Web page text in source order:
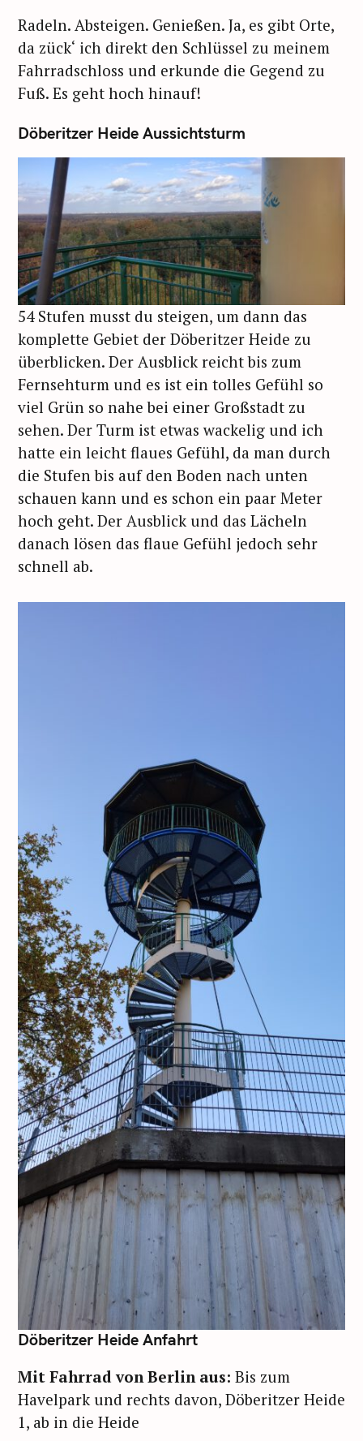
Radeln. Absteigen. Genießen. Ja, es gibt Orte,
da zück‘ ich direkt den Schlüssel zu meinem
Fahrradschloss und erkunde die Gegend zu
Fuß. Es geht hoch hinauf!
Döberitzer Heide Aussichtsturm
54 Stufen musst du steigen, um dann das
komplette Gebiet der Döberitzer Heide zu
überblicken. Der Ausblick reicht bis zum
Fernsehturm und es ist ein tolles Gefühl so
viel Grün so nahe bei einer Großstadt zu
sehen. Der Turm ist etwas wackelig und ich
hatte ein leicht flaues Gefühl, da man durch
die Stufen bis auf den Boden nach unten
schauen kann und es schon ein paar Meter
hoch geht. Der Ausblick und das Lächeln
danach lösen das flaue Gefühl jedoch sehr
schnell ab.
Döberitzer Heide Anfahrt
Mit Fahrrad von Berlin aus: Bis zum
Havelpark und rechts davon, Döberitzer Heide
1, ab in die Heide
S
u
e
n
a
c